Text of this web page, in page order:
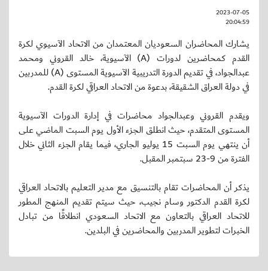
2023-07-05
20:04:59
يشارك المحاضران السعوديان المعتمدان من الاتحاد الآسيوي لكرة
القدم كمحاضرين لدورات (A) الآسيوية، خالد القروني ومحمد
عبدالجواد، في تقديم الدورة التدريبية الآسيوية المستوى (A) للمدربين
في دولة العراق الشقيقة، بدعوة من الاتحاد العراقي لكرة القدم.
ويقدم القروني وعبدالجواد محاضرات في إدارة الدورات الآسيوية
المستوى المتقدم، حيث انطلق الجزء الأول يوم السبت الماضي على
أن ينتهي يوم السبت 15 يوليو الجاري، فيما يقام الجزء الثاني خلال
الفترة من 9-23 سبتمبر المقبل.
يذكر أن المحاضرات تقام بالتنسيق مع مدير التعليم بالاتحاد العراقي
لكرة القدم الدكتور وسام نجيب، حيث سيتم تقديم المنهج المطور
للاتحاد العراقي بالتعاون مع الاتحاد السعودي انطلاقًا من تبادل
الخبرات لتطوير المدربين والمحاضرين في البلدين.